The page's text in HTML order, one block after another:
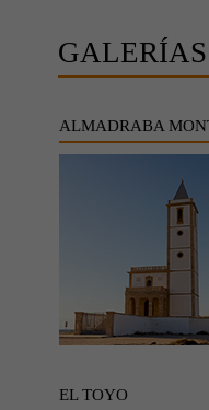
ALMADRABA
EL TOYO